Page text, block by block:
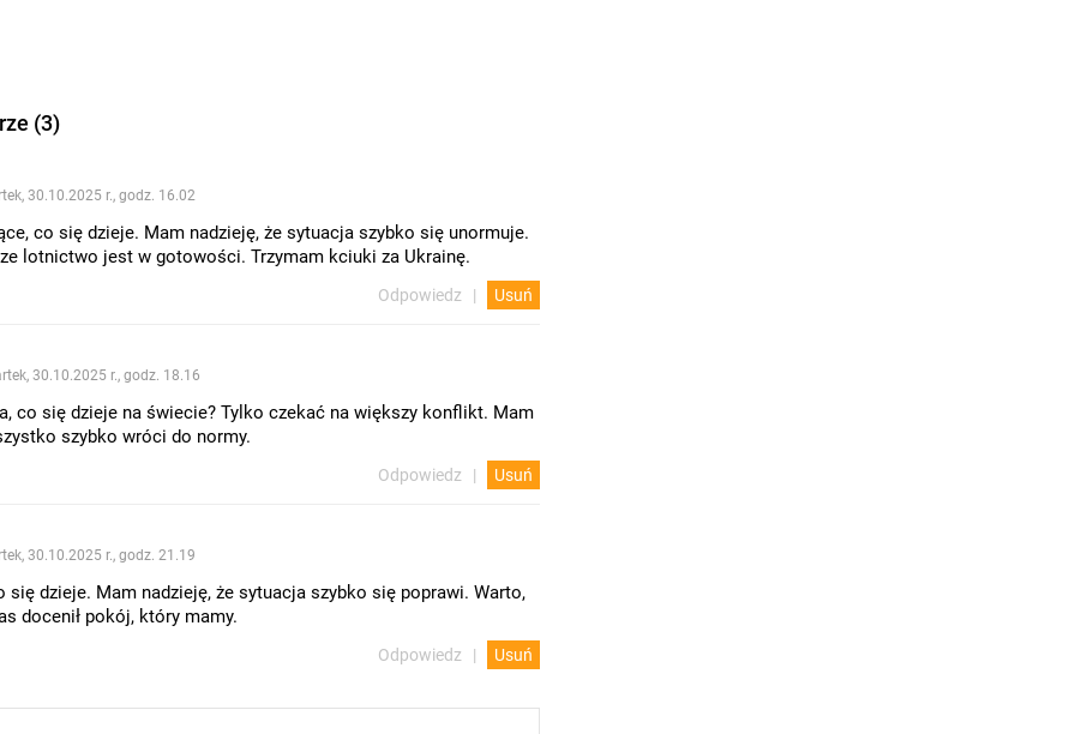
(3)
30.10.2025 r., godz. 16.02
co się dzieje. Mam nadzieję, że sytuacja szybko się unormuje.
lotnictwo jest w gotowości. Trzymam kciuki za Ukrainę.
Odpowiedz Usuń
30.10.2025 r., godz. 18.16
co się dzieje na świecie? Tylko czekać na większy konflikt. Mam
szybko wróci do normy.
Odpowiedz Usuń
30.10.2025 r., godz. 21.19
się dzieje. Mam nadzieję, że sytuacja szybko się poprawi. Warto,
docenił pokój, który mamy.
Odpowiedz Usuń